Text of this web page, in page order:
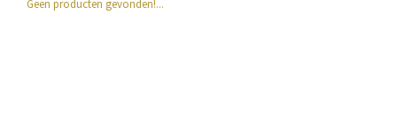
Geen producten gevonden!...